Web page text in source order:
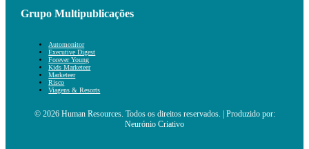
Grupo Multipublicações
Automonitor
Executive Digest
Forever Young
Kids Marketeer
Marketeer
Risco
Viagens & Resorts
© 2026 Human Resources. Todos os direitos reservados. | Produzido por:
Neurónio Criativo